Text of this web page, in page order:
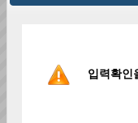
입력확인